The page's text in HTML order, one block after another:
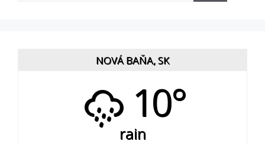
NOVÁ BAŇA, SK
10°
rain